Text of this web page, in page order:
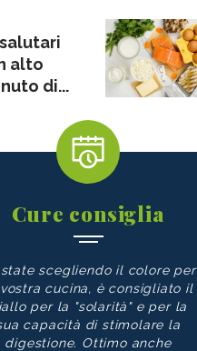
alto
di...
Cure consiglia
state scegliendo il colore per
cucina, è consigliato il
per la "solarità" e per la
capacità di stimolare la
digestione. Ottimo anche